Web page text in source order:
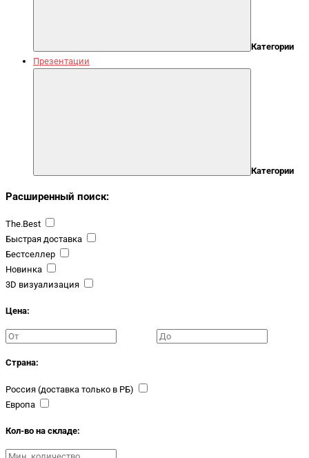
Категории
Презентации
Категории
Расширенный поиск:
The.Best
Быстрая доставка
Бестселлер
Новинка
3D визуализация
Цена:
Страна:
Россия (доставка только в РБ)
Европа
Кол-во на складе: